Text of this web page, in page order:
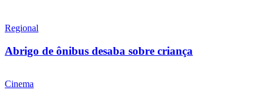
Regional
Abrigo de ônibus desaba sobre criança
Cinema